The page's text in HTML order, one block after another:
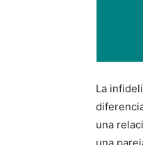
La
una